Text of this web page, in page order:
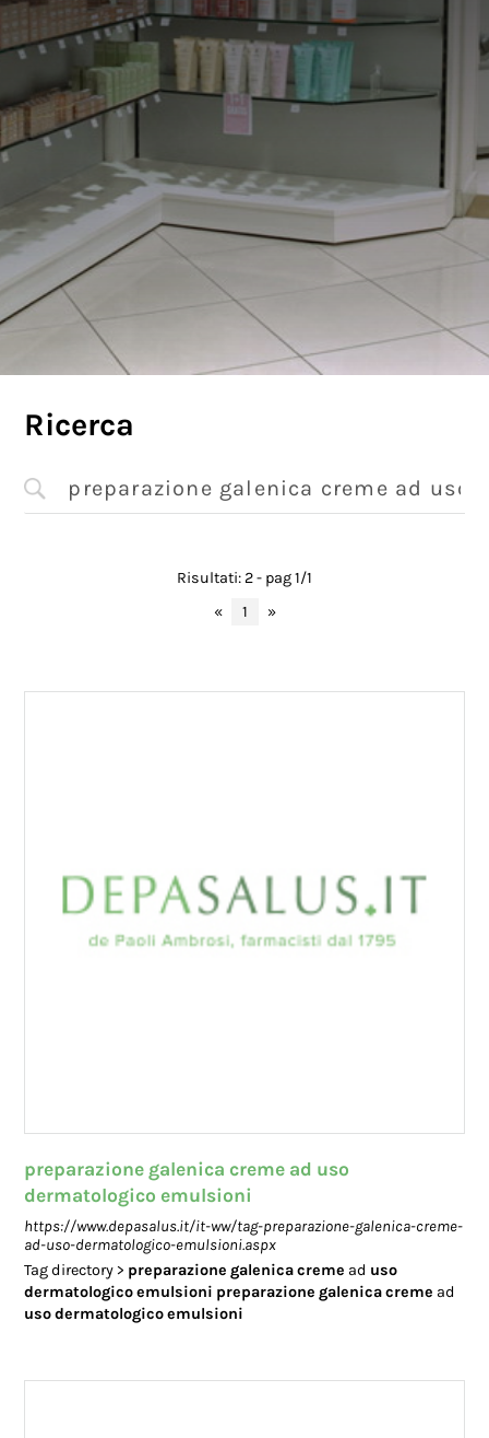
Ricerca
Risultati: 2 - pag 1/1
«
1 »
preparazione galenica creme ad uso
dermatologico emulsioni
https://www.depasalus.it/it-ww/tag-preparazione-galenica-creme-
ad-uso-dermatologico-emulsioni.aspx
Tag directory > preparazione galenicacreme ad uso
dermatologicoemulsioni preparazione galenicacreme ad
usodermatologicoemulsioni